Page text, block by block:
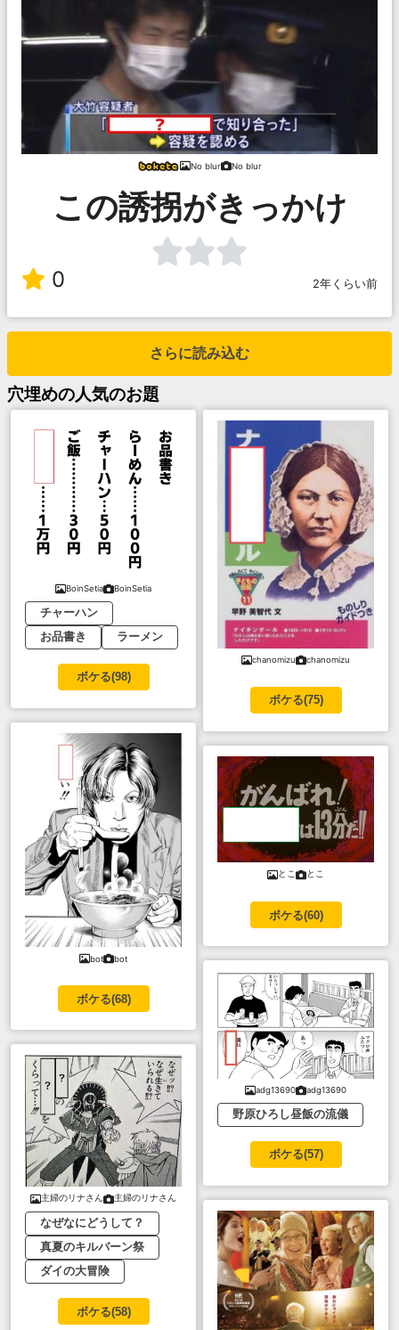
No blur No blur
この誘拐がきっかけ
0 2年くらい前
さらに読み込む
穴埋めの人気のお題
BoinSetia BoinSetia
チャーハン
お品書き
ラーメン
ボケる(98)
bot bot
ボケる(68)
主婦のリナさん 主婦のリナさん
なぜなにどうして？
真夏のキルバーン祭
ダイの大冒険
ボケる(58)
chanomizu chanomizu
ボケる(75)
とこ とこ
ボケる(60)
adg13690 adg13690
野原ひろし昼飯の流儀
ボケる(57)